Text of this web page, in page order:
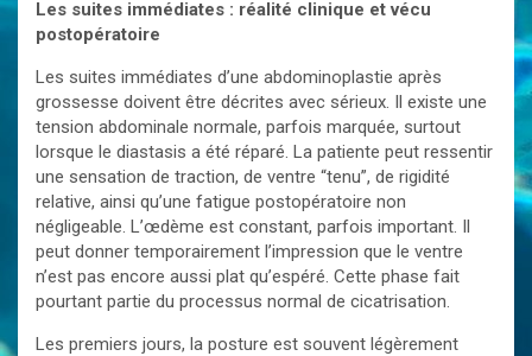
Les suites immédiates : réalité clinique et vécu
postopératoire
Les suites immédiates d’une abdominoplastie après
grossesse doivent être décrites avec sérieux. Il existe une
tension abdominale normale, parfois marquée, surtout
lorsque le diastasis a été réparé. La patiente peut ressentir
une sensation de traction, de ventre “tenu”, de rigidité
relative, ainsi qu’une fatigue postopératoire non
négligeable. L’œdème est constant, parfois important. Il
peut donner temporairement l’impression que le ventre
n’est pas encore aussi plat qu’espéré. Cette phase fait
pourtant partie du processus normal de cicatrisation.
Les premiers jours, la posture est souvent légèrement